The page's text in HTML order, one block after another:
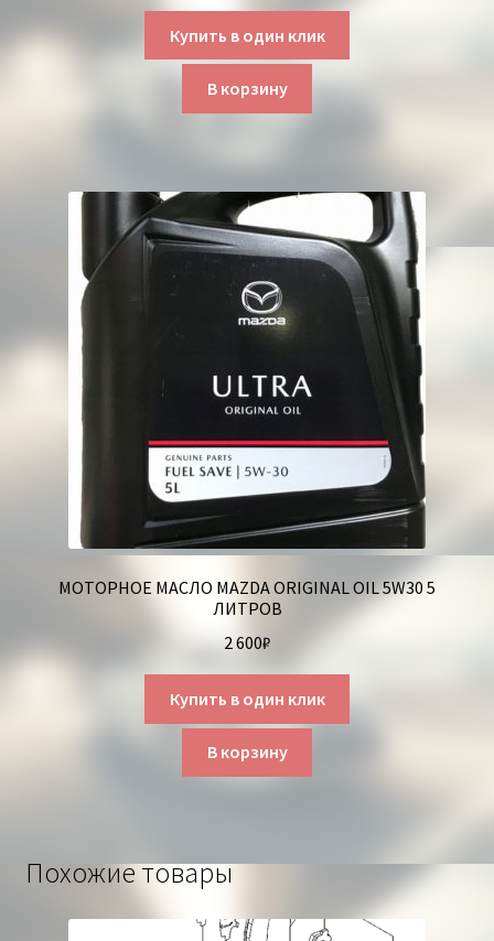
Купить в один клик
В корзину
МОТОРНОЕ МАСЛО MAZDA ORIGINAL OIL 5W30 5
ЛИТРОВ
2 600₽
Купить в один клик
В корзину
Похожие товары